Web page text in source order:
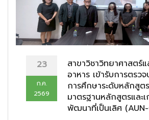
23
ก.ค.
2569
สาขาวิชาวิทยาศาสตร์แ
อาหาร เข้ารับการตรว
การศึกษาระดับหลักสู
มาตรฐานหลักสูตรและ
พัฒนาที่เป็นเลิศ